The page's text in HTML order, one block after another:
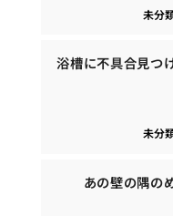
未分
浴槽に不具合見つ
未分
あの壁の隅の